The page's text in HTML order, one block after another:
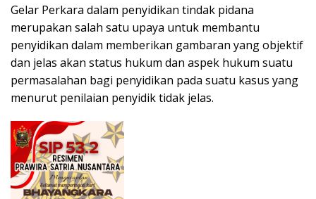
Gelar Perkara dalam penyidikan tindak pidana
merupakan salah satu upaya untuk membantu
penyidikan dalam memberikan gambaran yang objektif
dan jelas akan status hukum dan aspek hukum suatu
permasalahan bagi penyidikan pada suatu kasus yang
menurut penilaian penyidik ​​tidak jelas.